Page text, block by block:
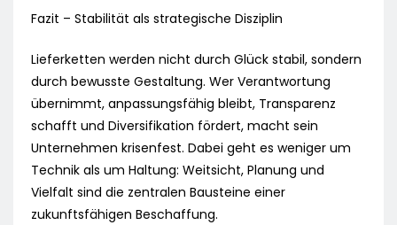
Fazit – Stabilität als strategische Disziplin
Lieferketten werden nicht durch Glück stabil, sondern
durch bewusste Gestaltung. Wer Verantwortung
übernimmt, anpassungsfähig bleibt, Transparenz
schafft und Diversifikation fördert, macht sein
Unternehmen krisenfest. Dabei geht es weniger um
Technik als um Haltung: Weitsicht, Planung und
Vielfalt sind die zentralen Bausteine einer
zukunftsfähigen Beschaffung.